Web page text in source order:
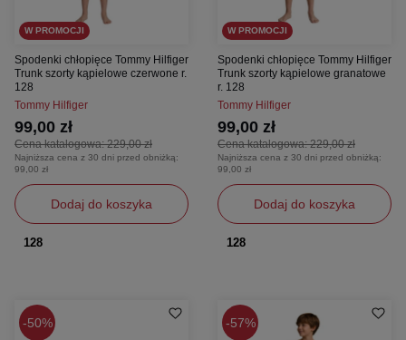
W PROMOCJI
Spodenki chłopięce Tommy Hilfiger
Trunk szorty kąpielowe czerwone r.
128
Tommy Hilfiger
Cena katalogowa:229,00 zł
99,00 zł
Najniższa cena z 30 dni przed obniżką:
99,00 zł
Dodaj do koszyka
128
W PROMOCJI
Spodenki chłopięce Tommy Hilfiger
Trunk szorty kąpielowe granatowe
r. 128
Tommy Hilfiger
Cena katalogowa:229,00 zł
99,00 zł
Najniższa cena z 30 dni przed obniżką:
99,00 zł
Dodaj do koszyka
128
50% 57%